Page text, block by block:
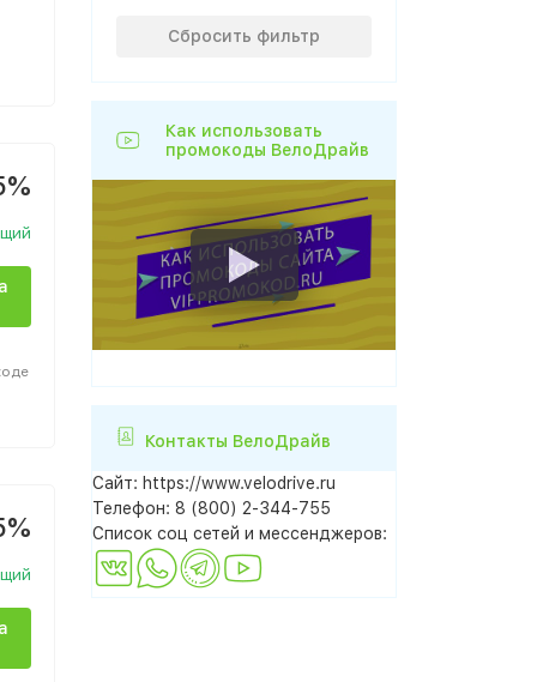
Сбросить фильтр
Как использовать
промокоды ВелоДрайв
Контакты ВелоДрайв
Сайт: https://www.velodrive.ru
Телефон: 8 (800) 2-344-755
Список соц сетей и мессенджеров: